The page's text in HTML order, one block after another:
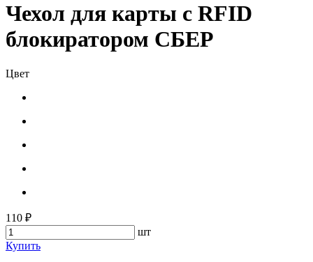
Чехол для карты с RFID
блокиратором СБЕР
Цвет
110 ₽
шт
Купить